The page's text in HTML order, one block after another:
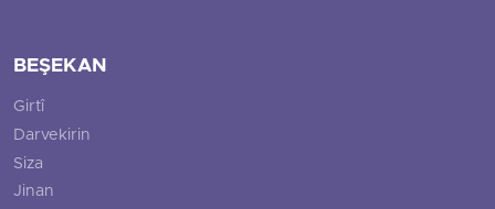
BEŞEKAN
Girtî
Darvekirin
Siza
Jinan